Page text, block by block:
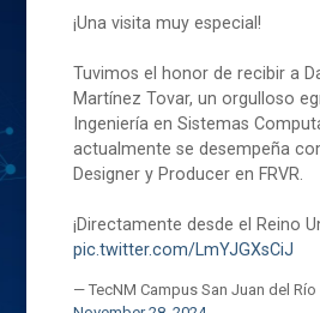
¡Una visita muy especial!
Tuvimos el honor de recibir a
Martínez Tovar, un orgulloso
Ingeniería en Sistemas
actualmente se desempeña
Designer y Producer en FRVR.
¡Directamente desde el Reino
pic.twitter.com/LmYJGXsCiJ
— TecNM Campus San Juan del Río